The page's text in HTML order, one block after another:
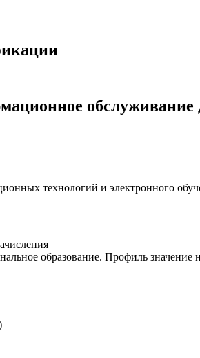
обслуживание
технологий и электронного
образование. Профиль значение